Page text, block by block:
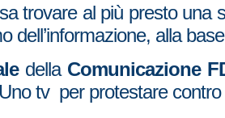
trovare al più presto una
dell’informazione, alla
della Comunicazione
tv per protestare